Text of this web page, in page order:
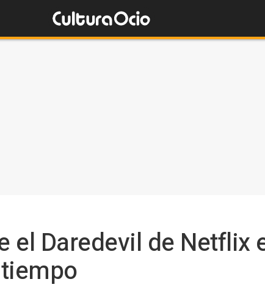
el Daredevil de Netflix